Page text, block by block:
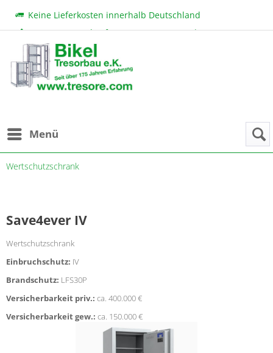
Keine Lieferkosten innerhalb Deutschland
Beratung & Verkauf:+49 (0) 7131 222 11|
bikel@tresore.com
Günstige Preise
Menü
Wertschutzschrank
Save4ever IV
Wertschutzschrank
Einbruchschutz: IV
Brandschutz: LFS30P
Versicherbarkeit priv.: ca. 400.000 €
Versicherbarkeit gew.: ca. 150.000 €